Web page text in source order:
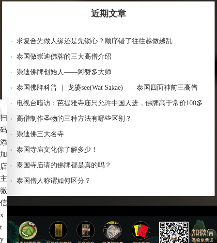
近期文章
求复合先做人缘还是先锁心？顺序错了往往越做越乱
泰国做崇迪佛牌的三大高僧介绍
崇迪佛牌创始人——阿赞多大师
泰国佛牌科普 ｜ 龙婆see(Wat Sakae)——泰国四面神前三高僧
电视台暗访：芭提雅寺庙只允许中国人进，佛牌高于常价100多
倍！
高僧制作圣物的三种方法有哪些区别？
崇迪佛三大名寺
泰国寺庙文化你了解多少！
泰国寺庙请的佛牌都是真的吗？
泰国僧人称谓如何区分？
备案号：赣ICP备2022006539号-4
扫
码
添
加
店
主
微
信
x
t
y